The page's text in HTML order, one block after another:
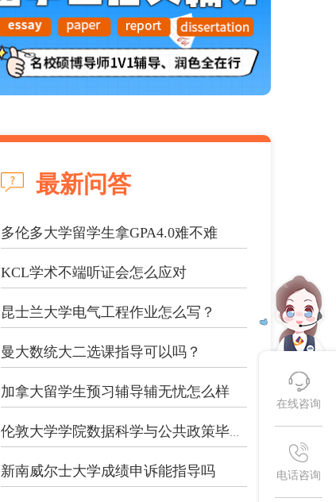
最新问答
多伦多大学留学生拿GPA4.0难不难
KCL学术不端听证会怎么应对
昆士兰大学电气工程作业怎么写？
曼大数统大二选课指导可以吗？
加拿大留学生预习辅导辅无忧怎么样
伦敦大学学院数据科学与公共政策毕业论...
新南威尔士大学成绩申诉能指导吗
在线咨询
电话咨询